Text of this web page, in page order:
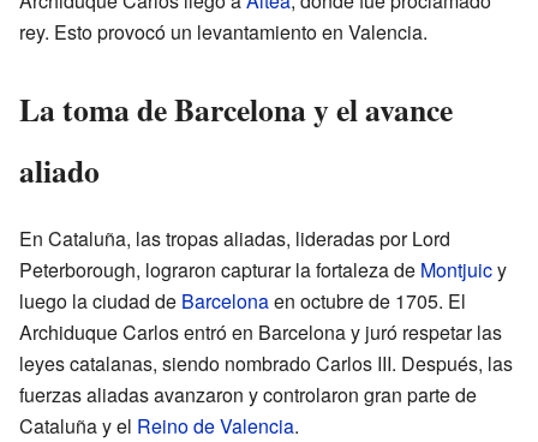
rey. Esto provocó un levantamiento en Valencia.
La toma de Barcelona y el avance
aliado
En Cataluña, las tropas aliadas, lideradas por Lord
Peterborough, lograron capturar la fortaleza de Montjuicy
luego la ciudad de Barcelonaen octubre de 1705. El
Archiduque Carlos entró en Barcelona y juró respetar las
leyes catalanas, siendo nombrado Carlos III. Después, las
fuerzas aliadas avanzaron y controlaron gran parte de
Cataluña y el Reino de Valencia.